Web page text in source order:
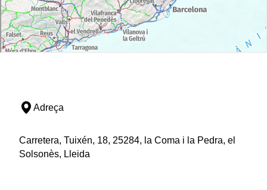
Adreça
Carretera, Tuixén, 18, 25284, la Coma i la Pedra, el
Solsonès, Lleida